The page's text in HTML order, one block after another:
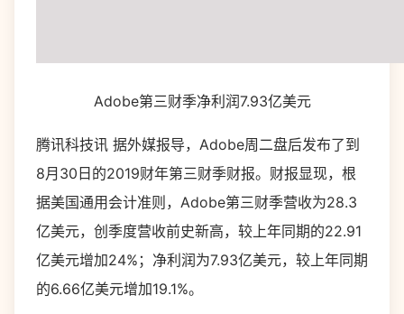
Adobe第三财季净利润7.93亿美元
腾讯科技讯 据外媒报导，Adobe周二盘后发布了到
8月30日的2019财年第三财季财报。财报显现，根
据美国通用会计准则，Adobe第三财季营收为28.3
亿美元，创季度营收前史新高，较上年同期的22.91
亿美元增加24%；净利润为7.93亿美元，较上年同期
的6.66亿美元增加19.1%。